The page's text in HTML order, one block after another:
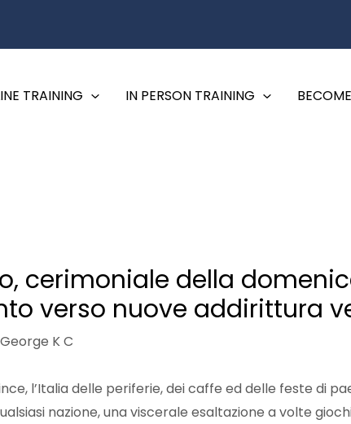
TRAINING IN PERSON TRAINING
cerimoniale della
verso nuove addirittura
K C
l’Italia delle periferie, dei caffe ed delle feste di
nazione, una viscerale esaltazione a volte